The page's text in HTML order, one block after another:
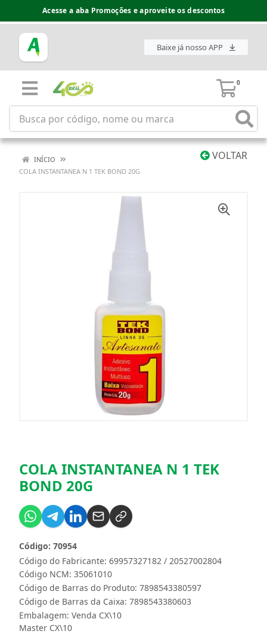
Acesse a aba Promoções e aproveite os descontos
Baixe já nosso APP
0
VOLTAR
INÍCIO
COLA INSTANTANEA N 1 TEK BOND 20G
COLA INSTANTANEA N 1 TEK
BOND 20G
Código do Fabricante: 69957327182 / 20527002804
Código: 70954
Código NCM: 35061010
Código de Barras do Produto: 7898543380597
Código de Barras da Caixa: 7898543380603
Embalagem: Venda CX\10
Master CX\10